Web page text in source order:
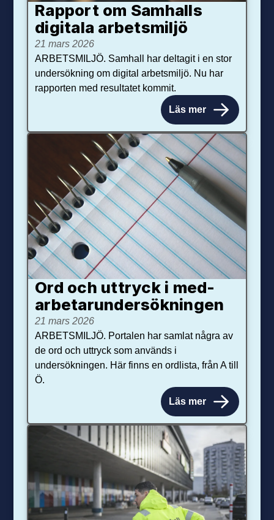
Rapport om Samhalls
digitala arbetsmiljö
21 mars 2026
ARBETSMILJÖ. Samhall har deltagit i en stor
undersökning om digital arbetsmiljö. Nu har
rapporten med resultatet kommit.
Läs mer
Ord och uttryck i med­­
arbetar­­under­sökningen
21 mars 2026
ARBETSMILJÖ. Portalen har samlat några av
de ord och uttryck som används i
undersökningen. Här finns en ordlista, från A till
Ö.
Läs mer